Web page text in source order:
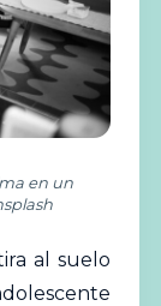
en un
al suelo